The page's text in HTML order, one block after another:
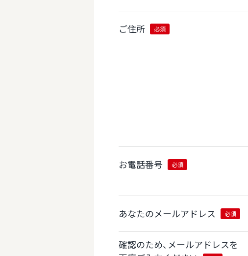
ご住所 必須
お電話番号 必須
あなたのメールアドレス 必須
確認のため、メールアドレスを